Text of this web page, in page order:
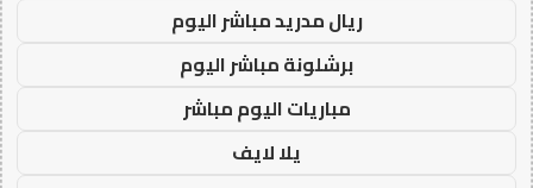
ريال مدريد مباشر اليوم
برشلونة مباشر اليوم
مباريات اليوم مباشر
يلا لايف